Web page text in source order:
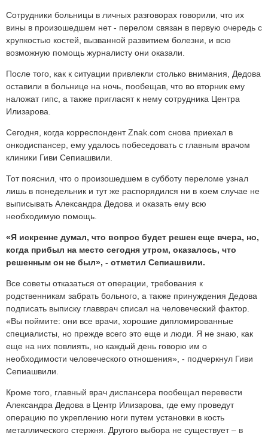
Сотрудники больницы в личных разговорах говорили, что их
вины в произошедшем нет - перелом связан в первую очередь с
хрупкостью костей, вызванной развитием болезни, и всю
возможную помощь журналисту они оказали.
После того, как к ситуации привлекли столько внимания, Дедова
оставили в больнице на ночь, пообещав, что во вторник ему
наложат гипс, а также пригласят к нему сотрудника Центра
Илизарова.
Сегодня, когда корреспондент Znak.com снова приехал в
онкодиспансер, ему удалось побеседовать с главным врачом
клиники Гиви Сепиашвили.
Тот пояснил, что о произошедшем в субботу переломе узнал
лишь в понедельник и тут же распорядился ни в коем случае не
выписывать Александра Дедова и оказать ему всю
необходимую помощь.
«Я искренне думал, что вопрос будет решен еще вчера, но,
когда прибыл на место сегодня утром, оказалось, что
решенным он не был», - отметил Сепиашвили.
Все советы отказаться от операции, требования к
родственникам забрать больного, а также принуждения Дедова
подписать выписку главврач списал на человеческий фактор.
«Вы поймите: они все врачи, хорошие дипломированные
специалисты, но прежде всего это еще и люди. Я не знаю, как
еще на них повлиять, но каждый день говорю им о
необходимости человеческого отношения», - подчеркнул Гиви
Сепиашвили.
Кроме того, главный врач диспансера пообещал перевести
Александра Дедова в Центр Илизарова, где ему проведут
операцию по укреплению ноги путем установки в кость
металлического стержня. Другого выбора не существует – в